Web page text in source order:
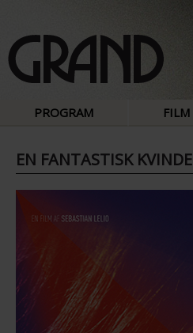
PROGRAM FILM
EN FANTASTISK KVINDE